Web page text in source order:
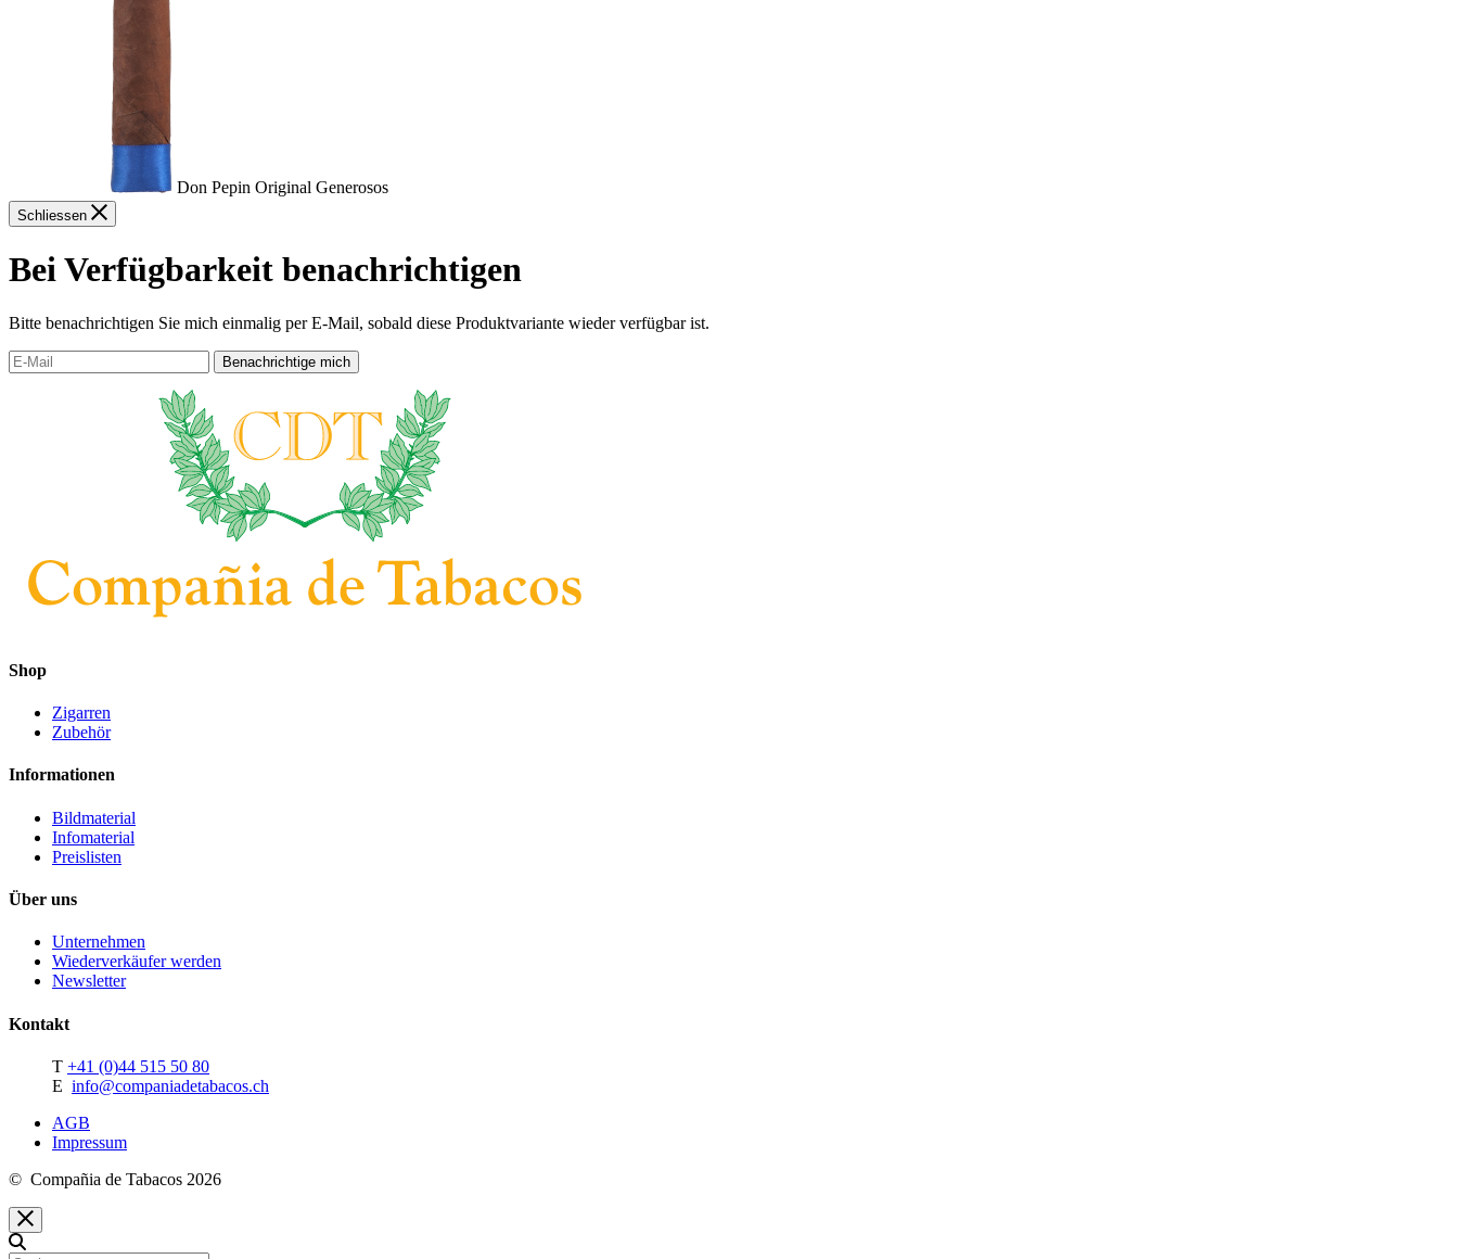
Don Pepin Original Generosos
Schliessen
Bei Verfügbarkeit benachrichtigen
Bitte benachrichtigen Sie mich einmalig per E-Mail, sobald diese Produktvariante wieder verfügbar ist.
Shop
Zigarren
Zubehör
Informationen
Bildmaterial
Infomaterial
Preislisten
Über uns
Unternehmen
Wiederverkäufer werden
Newsletter
Kontakt
T +41 (0)44 515 50 80
E info@companiadetabacos.ch
AGB
Impressum
© Compañia de Tabacos 2026